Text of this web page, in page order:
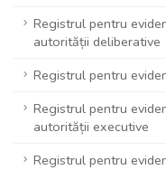
Registrul pentru
autorității deliberative
Registrul pentru
Registrul pentru
autorității executive
Registrul pentru